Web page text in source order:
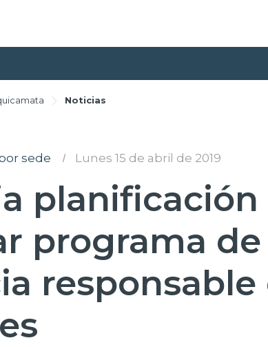
Noticias
sede I Lunes 15 de abril de 2019
planificación
programa de
responsable